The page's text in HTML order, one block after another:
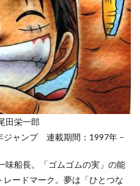
田栄一郎
ャンプ 連載期間：1997年 –
味船長。「ゴムゴムの実」の能
ードマーク。夢は「ひとつな